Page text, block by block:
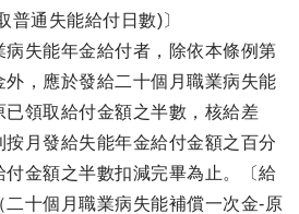
普通失能給付日數)〕
失能年金給付者，除依本條例第
，應於發給二十個月職業病失能
領取給付金額之半數，核給差
月發給失能年金給付金額之百分
金額之半數扣減完畢為止。〔給
十個月職業病失能補償一次金-原